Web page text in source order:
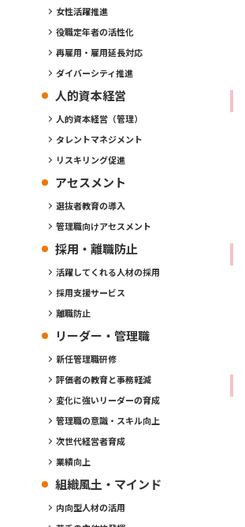
女性活躍推進
役職定年者の活性化
再雇用・雇用延長対応
ダイバーシティ推進
人的資本経営
人的資本経営（管理）
タレントマネジメント
リスキリング促進
アセスメント
選抜者教育の導入
管理職向けアセスメント
採用・離職防止
活躍してくれる人材の採用
採用支援サービス
離職防止
リーダー・管理職
新任管理職研修
評価者の教育と事務軽減
変化に強いリーダーの育成
管理職の意識・スキル向上
次世代経営者育成
業績向上
組織風土・マインド
内向型人材の活用